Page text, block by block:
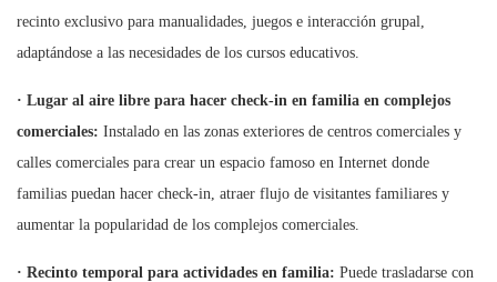
recinto exclusivo para manualidades, juegos e interacción grupal,
adaptándose a las necesidades de los cursos educativos.
· Lugar al aire libre para hacer check-in en familia en complejos
comerciales: Instalado en las zonas exteriores de centros comerciales y
calles comerciales para crear un espacio famoso en Internet donde
familias puedan hacer check-in, atraer flujo de visitantes familiares y
aumentar la popularidad de los complejos comerciales.
· Recinto temporal para actividades en familia: Puede trasladarse con